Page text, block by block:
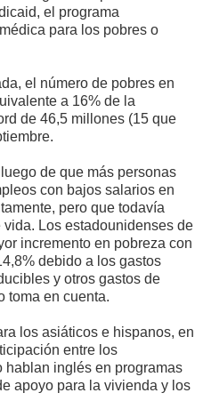
el programa
para los pobres o
el número de pobres en
a 16% de la
de 46,5 millones (15 que
de que más personas
con bajos salarios en
pero que todavía
Los estadounidenses de
incremento en pobreza con
debido a los gastos
y otros gastos de
toma en cuenta.
los asiáticos e hispanos, en
entre los
hablan inglés en programas
apoyo para la vivienda y los